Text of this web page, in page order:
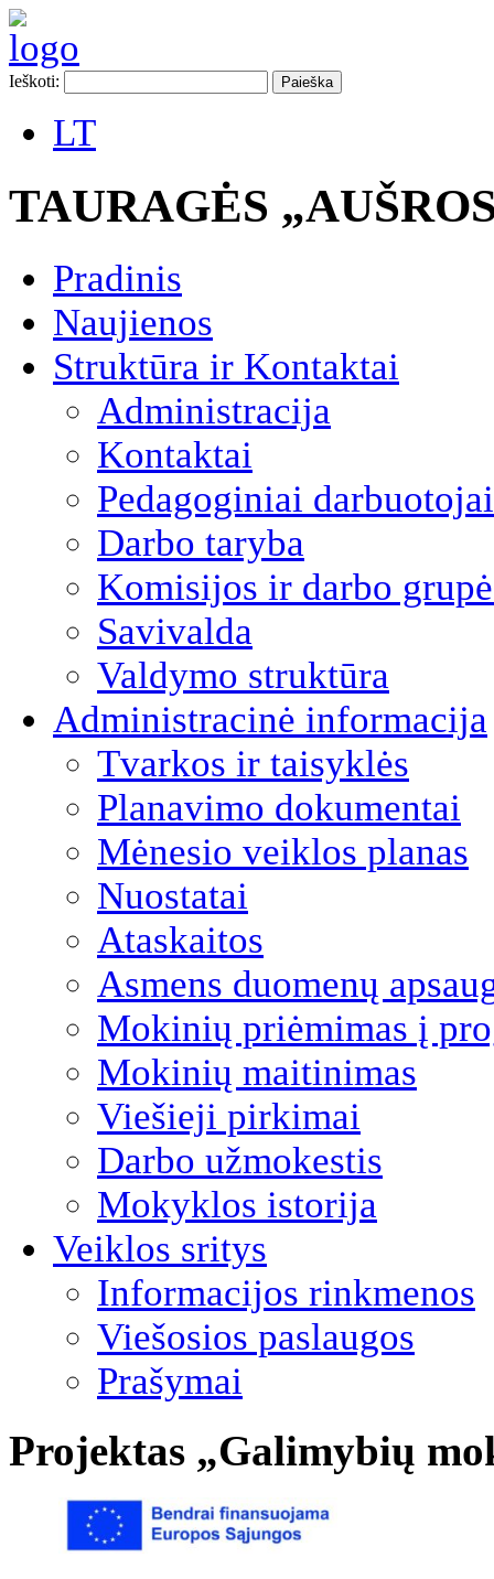
Ieškoti:
LT
TAURAGĖS
Pradinis
Naujienos
Struktūra ir Kontaktai
Administracija
Kontaktai
Pedagoginiai darbuotojai
Darbo taryba
Komisijos ir darbo
Savivalda
Valdymo struktūra
Administracinė informacija
Tvarkos ir taisyklės
Planavimo dokumentai
Mėnesio veiklos planas
Nuostatai
Ataskaitos
Asmens duomenų
Mokinių priėmimas į
Mokinių maitinimas
Viešieji pirkimai
Darbo užmokestis
Mokyklos istorija
Veiklos sritys
Informacijos rinkmenos
Viešosios paslaugos
Prašymai
Projektas „Galimybių